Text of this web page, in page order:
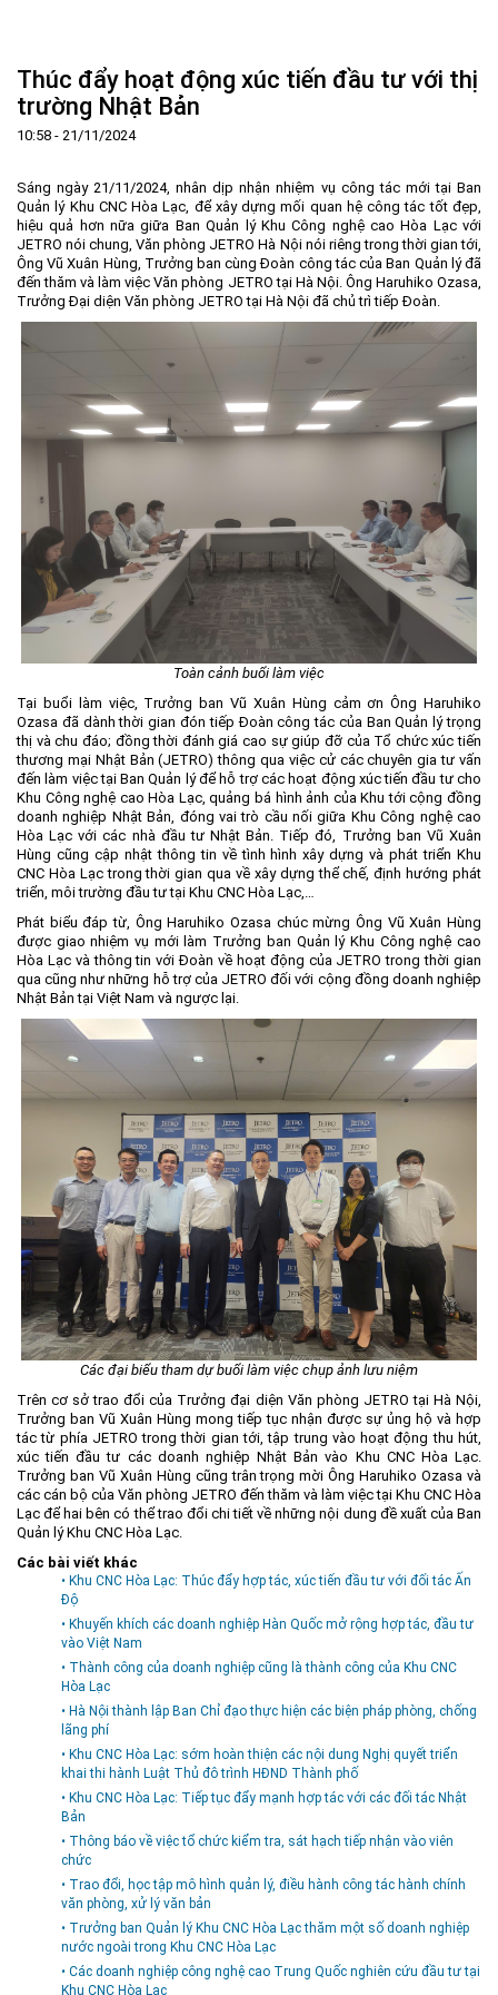
Lịch sử hình thành và phát triển
Tầm nhìn - Sứ mệnh
Cơ cấu tổ chức
Chức năng, nhiệm vụ
Tin tức - sự kiện
Ban Quản lý Khu
Doanh nghiệp
Hợp tác quốc tế
Đào tạo và Nghiên cứu
Cách mạng công nghiệp lần thứ 4
Quy hoạch
Quy hoạch khu chức năng
Vị trí
Cơ sở hạ tầng
Cơ chế ưu đãi đầu tư
Cơ chế Một cửa
Nhà đầu tư
Hướng dẫn đầu tư ▼
Trình tự, thủ tục đầu tư
Tiêu chí đầu tư
Văn bản pháp luật ▼
Các thủ tục hành chính
Đầu tư
Khu CNC Hòa Lạc
Lao động
Môi trường
Quy hoạch - Xây dựng
Ưu đãi đầu tư
Công nghệ và Sản phẩm
Văn bản khác
Thông báo
Công khai ngân sách
Dữ liệu mở
Liên hệ - Liên kết ▼
Liên kết
Liên hệ
Thúc đẩy hoạt động xúc tiến đầu tư với thị
trường Nhật Bản
10:58 - 21/11/2024
Sáng ngày 21/11/2024, nhân dịp nhận nhiệm vụ công tác mới tại Ban
Quản lý Khu CNC Hòa Lạc, để xây dựng mối quan hệ công tác tốt đẹp,
hiệu quả hơn nữa giữa Ban Quản lý Khu Công nghệ cao Hòa Lạc với
JETRO nói chung, Văn phòng JETRO Hà Nội nói riêng trong thời gian tới,
Ông Vũ Xuân Hùng, Trưởng ban cùng Đoàn công tác của Ban Quản lý đã
đến thăm và làm việc Văn phòng JETRO tại Hà Nội. Ông Haruhiko Ozasa,
Trưởng Đại diện Văn phòng JETRO tại Hà Nội đã chủ trì tiếp Đoàn.
Toàn cảnh buổi làm việc
Tại buổi làm việc, Trưởng ban Vũ Xuân Hùng cảm ơn Ông Haruhiko
Ozasa đã dành thời gian đón tiếp Đoàn công tác của Ban Quản lý trọng
thị và chu đáo; đồng thời đánh giá cao sự giúp đỡ của Tổ chức xúc tiến
thương mại Nhật Bản (JETRO) thông qua việc cử các chuyên gia tư vấn
đến làm việc tại Ban Quản lý để hỗ trợ các hoạt động xúc tiến đầu tư cho
Khu Công nghệ cao Hòa Lạc, quảng bá hình ảnh của Khu tới cộng đồng
doanh nghiệp Nhật Bản, đóng vai trò cầu nối giữa Khu Công nghệ cao
Hòa Lạc với các nhà đầu tư Nhật Bản. Tiếp đó, Trưởng ban Vũ Xuân
Hùng cũng cập nhật thông tin về tình hình xây dựng và phát triển Khu
CNC Hòa Lạc trong thời gian qua về xây dựng thể chế, định hướng phát
triển, môi trường đầu tư tại Khu CNC Hòa Lạc,…
Phát biểu đáp từ, Ông Haruhiko Ozasa chúc mừng Ông Vũ Xuân Hùng
được giao nhiệm vụ mới làm Trưởng ban Quản lý Khu Công nghệ cao
Hòa Lạc và thông tin với Đoàn về hoạt động của JETRO trong thời gian
qua cũng như những hỗ trợ của JETRO đối với cộng đồng doanh nghiệp
Nhật Bản tại Việt Nam và ngược lại.
Các đại biểu tham dự buổi làm việc chụp ảnh lưu niệm
Trên cơ sở trao đổi của Trưởng đại diện Văn phòng JETRO tại Hà Nội,
Trưởng ban Vũ Xuân Hùng mong tiếp tục nhận được sự ủng hộ và hợp
tác từ phía JETRO trong thời gian tới, tập trung vào hoạt động thu hút,
xúc tiến đầu tư các doanh nghiệp Nhật Bản vào Khu CNC Hòa Lạc.
Trưởng ban Vũ Xuân Hùng cũng trân trọng mời Ông Haruhiko Ozasa và
các cán bộ của Văn phòng JETRO đến thăm và làm việc tại Khu CNC Hòa
Lạc để hai bên có thể trao đổi chi tiết về những nội dung đề xuất của Ban
Quản lý Khu CNC Hòa Lạc.
Các bài viết khác
• Khu CNC Hòa Lạc: Thúc đẩy hợp tác, xúc tiến đầu tư với đối tác Ấn
Độ
• Khuyến khích các doanh nghiệp Hàn Quốc mở rộng hợp tác, đầu tư
vào Việt Nam
• Thành công của doanh nghiệp cũng là thành công của Khu CNC
Hòa Lạc
• Hà Nội thành lập Ban Chỉ đạo thực hiện các biện pháp phòng, chống
lãng phí
• Khu CNC Hòa Lạc: sớm hoàn thiện các nội dung Nghị quyết triển
khai thi hành Luật Thủ đô trình HĐND Thành phố
• Khu CNC Hòa Lạc: Tiếp tục đẩy mạnh hợp tác với các đối tác Nhật
Bản
• Thông báo về việc tổ chức kiểm tra, sát hạch tiếp nhận vào viên
chức
• Trao đổi, học tập mô hình quản lý, điều hành công tác hành chính
văn phòng, xử lý văn bản
• Trưởng ban Quản lý Khu CNC Hòa Lạc thăm một số doanh nghiệp
nước ngoài trong Khu CNC Hòa Lạc
• Các doanh nghiệp công nghệ cao Trung Quốc nghiên cứu đầu tư tại
Khu CNC Hòa Lạc